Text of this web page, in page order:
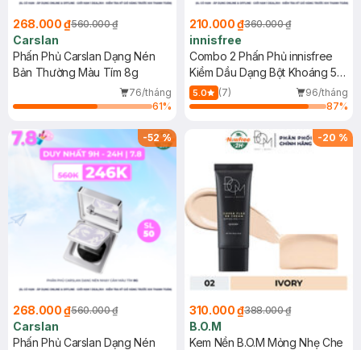
268.000 ₫560.000 ₫
Carslan
Phấn Phủ Carslan Dạng Nén
Bản Thường Màu Tím 8g
76/tháng
61%
210.000 ₫360.000 ₫
innisfree
Combo 2 Phấn Phủ innisfree
Kiềm Dầu Dạng Bột Khoáng 5g
(Mới)
5.0 (7)
96/tháng
87%
-52%
268.000 ₫560.000 ₫
Carslan
Phấn Phủ Carslan Dạng Nén
-20 %
310.000 ₫388.000 ₫
B.O.M
Kem Nền B.O.M Mỏng Nhẹ Che